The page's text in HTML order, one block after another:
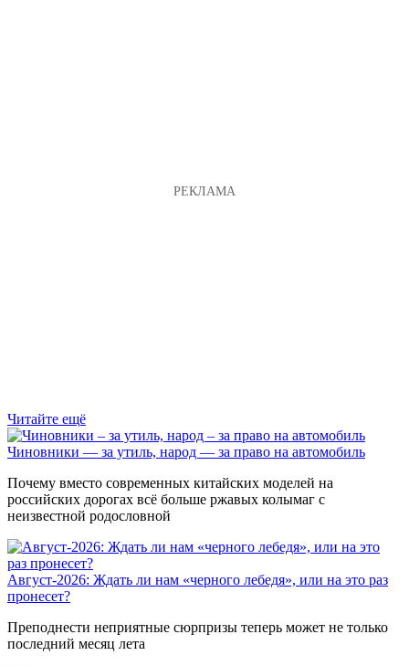
Читайте ещё
Чиновники — за утиль, народ — за право на автомобиль
Почему вместо современных китайских моделей на
российских дорогах всё больше ржавых колымаг с
неизвестной родословной
Август-2026: Ждать ли нам «черного лебедя», или на это раз
пронесет?
Преподнести неприятные сюрпризы теперь может не только
последний месяц лета